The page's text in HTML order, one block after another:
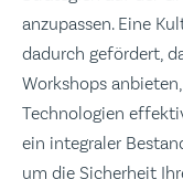
anzupassen. Eine
dadurch gefördert,
Workshops
Technologien
ein integraler
um die Sicherheit